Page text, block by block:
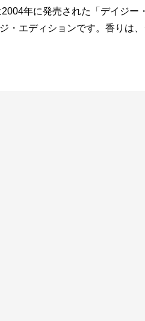
年に発売された「デイジー
・エディションです。香りは